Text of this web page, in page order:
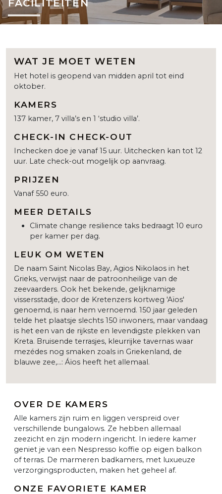
FACILITEITEN
WAT JE MOET WETEN
Het hotel is geopend van midden april tot eind
oktober.
KAMERS
137 kamer, 7 villa’s en 1 ‘studio villa’.
CHECK-IN CHECK-OUT
Inchecken doe je vanaf 15 uur. Uitchecken kan tot 12
uur. Late check-out mogelijk op aanvraag.
PRIJZEN
Vanaf 550 euro.
MEER DETAILS
Climate change resilience taks bedraagt 10 euro
per kamer per dag.
LEUK OM WETEN
De naam Saint Nicolas Bay, Agios Nikolaos in het
Grieks, verwijst naar de patroonheilige van de
zeevaarders. Ook het bekende, gelijknamige
vissersstadje, door de Kretenzers kortweg 'Aïos'
genoemd, is naar hem vernoemd. 150 jaar geleden
telde het plaatsje slechts 150 inwoners, maar vandaag
is het een van de rijkste en levendigste plekken van
Kreta. Bruisende terrasjes, kleurrijke tavernas waar
mezédes nog smaken zoals in Griekenland, de
blauwe zee,...: Áïos heeft het allemaal.
OVER DE KAMERS
Alle kamers zijn ruim en liggen verspreid over
verschillende bungalows. Ze hebben allemaal
zeezicht en zijn modern ingericht. In iedere kamer
geniet je van een Nespresso koffie op eigen balkon
of terras. De marmeren badkamers, met luxueuze
verzorgingsproducten, maken het geheel af.
ONZE FAVORIETE KAMER